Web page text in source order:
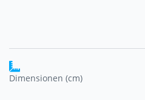
Dimensionen (cm)